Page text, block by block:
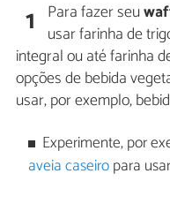
1 Para fazer seu
usar farinha de
integral ou até farinha
opções de bebida
usar, por exemplo,
Experimente, por
aveia caseiropara